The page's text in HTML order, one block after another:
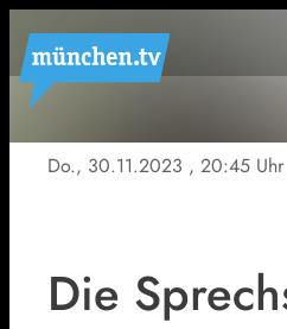
Do., 30.11.2023 , 20:45 Uhr
Die